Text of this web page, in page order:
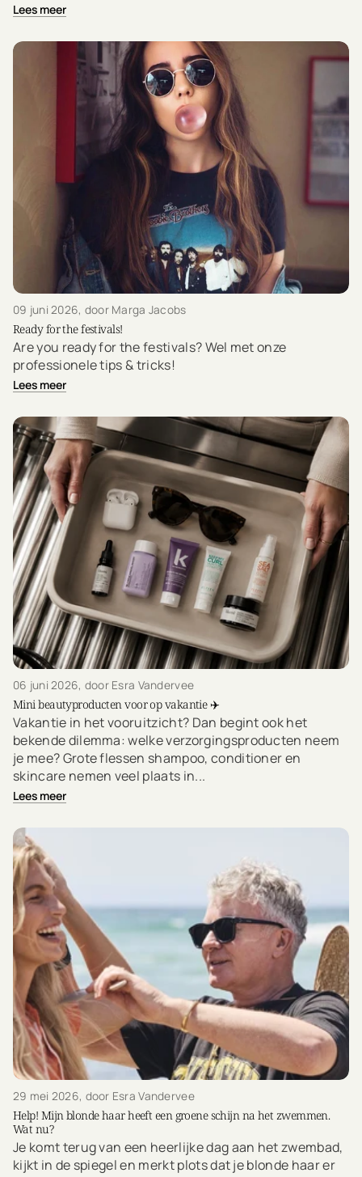
Lees meer
09 juni 2026, door Marga Jacobs
Ready for the festivals!
Are you ready for the festivals? Wel met onze
professionele tips & tricks!
Lees meer
06 juni 2026, door Esra Vandervee
Mini beautyproducten voor op vakantie ✈️
Vakantie in het vooruitzicht? Dan begint ook het
bekende dilemma: welke verzorgingsproducten neem
je mee? Grote flessen shampoo, conditioner en
skincare nemen veel plaats in...
Lees meer
29 mei 2026, door Esra Vandervee
Help! Mijn blonde haar heeft een groene schijn na het zwemmen.
Wat nu?
Je komt terug van een heerlijke dag aan het zwembad,
kijkt in de spiegel en merkt plots dat je blonde haar er